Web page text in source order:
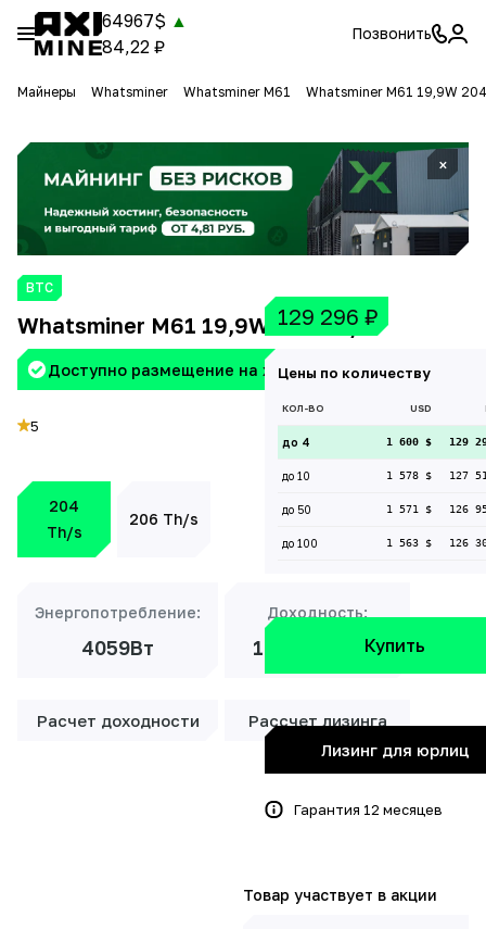
64967$ ▲
84,22 ₽
Позвонить
Майнеры Whatsminer Whatsminer M61 Whatsminer M61 19,9W
×
BTC
Whatsminer M61 19,9W 204 Th/s
Доступно размещение на хостинге Aximine
5
204
Th/s
206 Th/s
Энергопотребление:
4059Вт
Доходность:
17 165 ₽/мес
Расчет доходности Рассчет лизинга
129 296 ₽
Цены по количеству
КОЛ-ВО USD
до 4 1 600 $ 129
до 10 1 578 $ 127
до 50 1 571 $ 126
до 100 1 563 $ 126
Купить
Лизинг для юрлиц
Гарантия 12 месяцев
Товар участвует в акции